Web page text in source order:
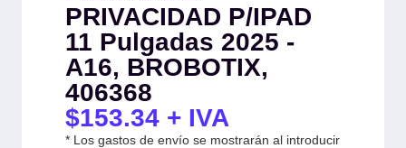
PRIVACIDAD P/IPAD
11 Pulgadas 2025 -
A16, BROBOTIX,
406368
$153.34 + IVA
* Los gastos de envío se mostrarán al introducir